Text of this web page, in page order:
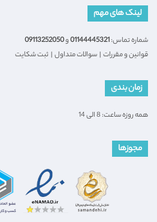
لینک های مهم
شماره تماس:01144445321و09113252050
قوانین و مقررات | سوالات متداول | ثبت شکایت
زمان بندی
همه روزه ساعت: 8 الی 14
مجوزها